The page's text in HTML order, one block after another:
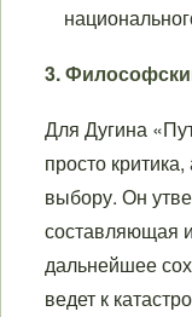
3.
Для Дугина
просто
выбору. Он
составляющая
дальнейшее
ведет к